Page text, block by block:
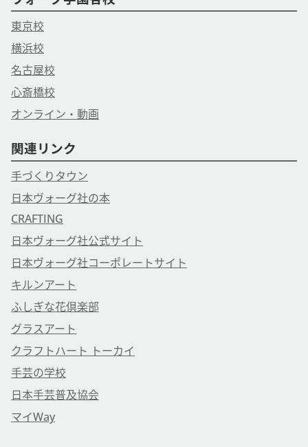
東京校
横浜校
名古屋校
心斎橋校
オンライン・動画
関連リンク
手づくりタウン
日本ヴォーグ社の本
CRAFTING
日本ヴォーグ社公式サイト
日本ヴォーグ社コーポレートサイト
キルンアート
ふしぎな花倶楽部
グラスアート
クラフトハート トーカイ
手芸の学校
日本手芸普及協会
マイWay